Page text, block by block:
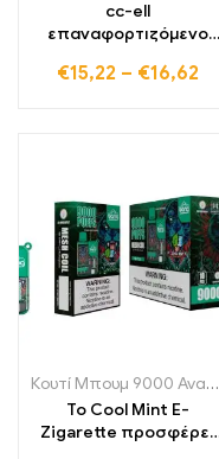
cc-ell
επαναφορτιζόμενο
€15,22 – €16,62
Κουτί Μπουμ 9000 Αναπνοές
Το Cool Mint E-
Zigarette προσφέρει